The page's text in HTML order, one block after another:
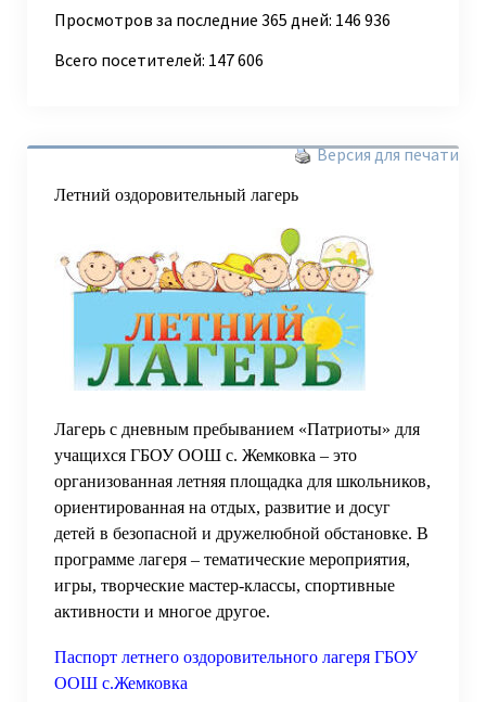
Просмотров за последние 365 дней: 146 936
Всего посетителей: 147 606
Версия для печати
Летний оздоровительный лагерь
Лагерь с дневным пребыванием «Патриоты» для
учащихся ГБОУ ООШ с. Жемковка – это
организованная летняя площадка для школьников,
ориентированная на отдых, развитие и досуг
детей в безопасной и дружелюбной обстановке. В
программе лагеря – тематические мероприятия,
игры, творческие мастер-классы, спортивные
активности и многое другое.
Паспорт летнего оздоровительного лагеря ГБОУ
ООШ с.Жемковка